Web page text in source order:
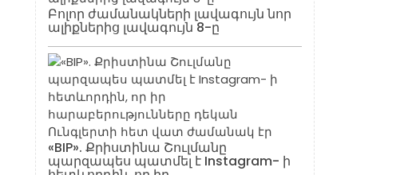
Բոլոր ժամանակների լավագույն նոր
ալիքներից լավագույն 8-ը
«BIP». Քրիստինա Շուլմանը
պարզապես պատմել է Instagram- ի